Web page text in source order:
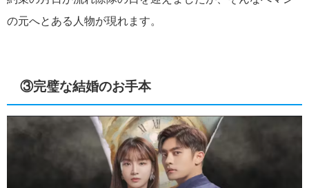
の元へとある人物が現れます。
③完璧な結婚のお手本